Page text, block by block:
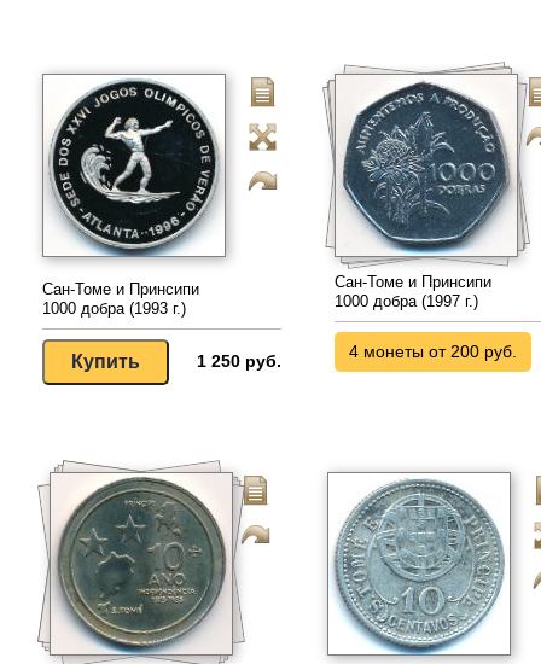
Сан-Томе и Принсипи
1000 добра (1993 г.)
1 250 руб.
Сан-Томе и Принсипи
1000 добра (1997 г.)
4 монеты от 200 руб.